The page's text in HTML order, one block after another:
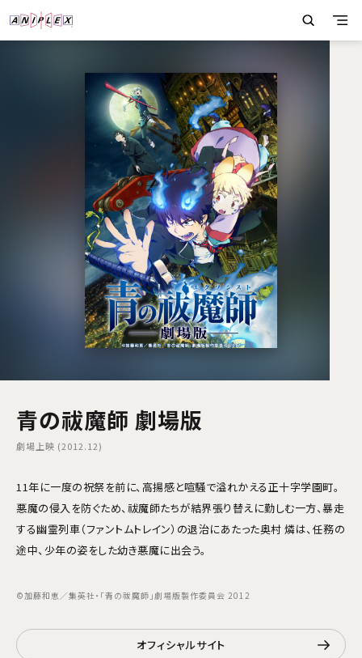
青の祓魔師 劇場版
劇場上映 (2012.12)
11年に一度の祝祭を前に、高揚感と喧騒で溢れかえる正十字学園町。
悪魔の侵入を防ぐため、祓魔師たちが結界張り替えに勤しむ一方、暴走
する幽霊列車（ファントムトレイン）の退治にあたった奥村 燐は、任務の
途中、少年の姿をした幼き悪魔に出会う。
©加藤和恵／集英社・「青の祓魔師」劇場版製作委員会 2012
オフィシャルサイト